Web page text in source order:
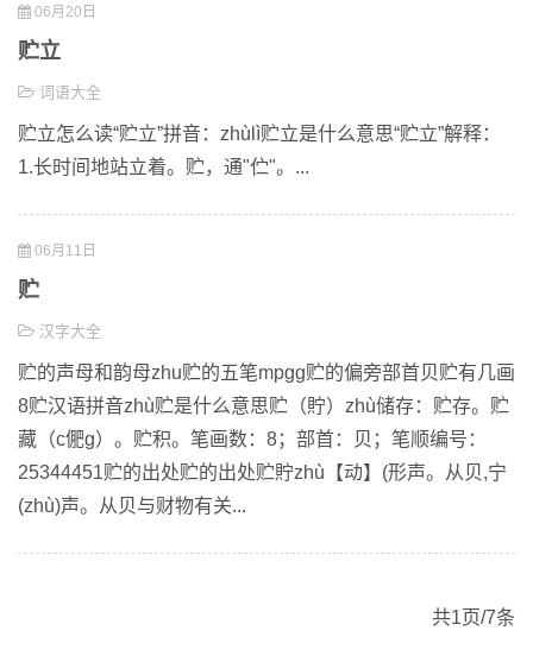
06月20日
贮立
词语大全
贮立怎么读“贮立”拼音：zhùlì贮立是什么意思“贮立”解释：
1.长时间地站立着。贮，通"伫"。...
06月11日
贮
汉字大全
贮的声母和韵母zhu贮的五笔mpgg贮的偏旁部首贝贮有几画
8贮汉语拼音zhù贮是什么意思贮（貯）zhù储存：贮存。贮
藏（c俷g）。贮积。笔画数：8；部首：贝；笔顺编号：
25344451贮的出处贮的出处贮貯zhù【动】(形声。从贝,宁
(zhù)声。从贝与财物有关...
共1页/7条